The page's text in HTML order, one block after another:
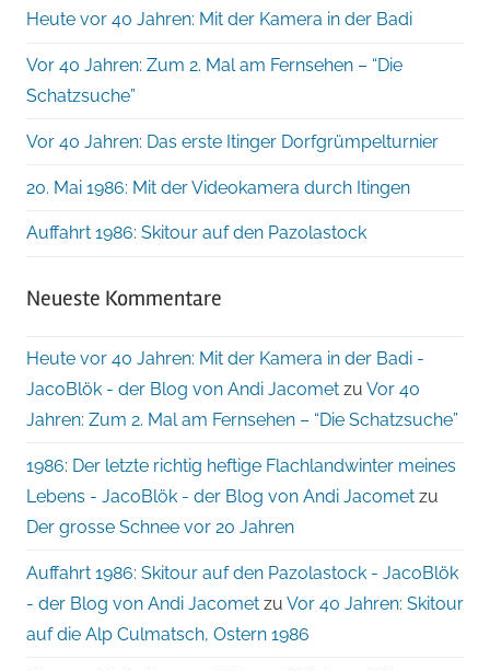
Heute vor 40 Jahren: Mit der Kamera in der Badi
Vor 40 Jahren: Zum 2. Mal am Fernsehen – “Die
Schatzsuche”
Vor 40 Jahren: Das erste Itinger Dorfgrümpelturnier
20. Mai 1986: Mit der Videokamera durch Itingen
Auffahrt 1986: Skitour auf den Pazolastock
Neueste Kommentare
Heute vor 40 Jahren: Mit der Kamera in der Badi -
JacoBlök - der Blog von Andi Jacomet zu Vor 40
Jahren: Zum 2. Mal am Fernsehen – “Die Schatzsuche”
1986: Der letzte richtig heftige Flachlandwinter meines
Lebens - JacoBlök - der Blog von Andi Jacomet zu
Der grosse Schnee vor 20 Jahren
Auffahrt 1986: Skitour auf den Pazolastock - JacoBlök
- der Blog von Andi Jacomet zu Vor 40 Jahren: Skitour
auf die Alp Culmatsch, Ostern 1986